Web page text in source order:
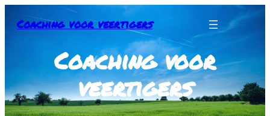
Coaching voor veertigers
Coaching voor
veertigers